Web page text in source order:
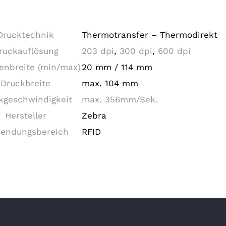
Thermotransfer – Thermodirekt
203 dpi, 300 dpi, 600 dpi
(min/max) 20 mm / 114 mm
Druckbreite
max. 104 mm
max. 356mm/Sek.
Hersteller
Zebra
RFID